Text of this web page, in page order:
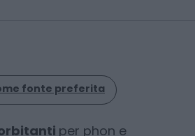
fonte preferita
per phon e